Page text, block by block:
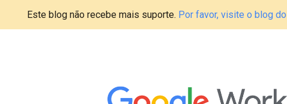
Este blog não recebe mais suporte. Por favor, visite o blog